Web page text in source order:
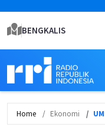
BENGKALIS
Home Ekonomi